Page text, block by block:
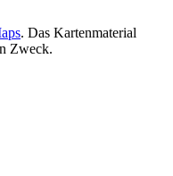
. Das Kartenmaterial
Zweck.